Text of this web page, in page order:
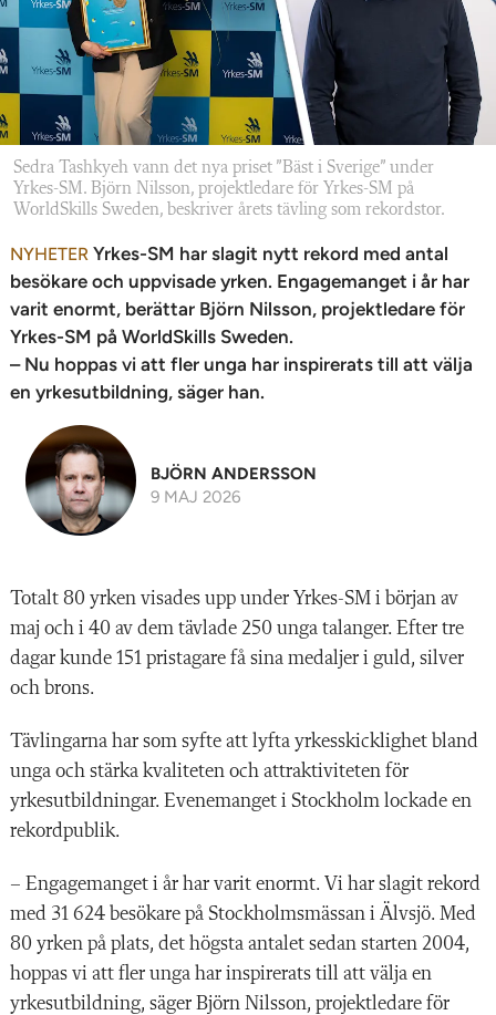
Sedra Tashkyeh vann det nya priset ”Bäst i Sverige” under
Yrkes-SM. Björn Nilsson, projektledare för Yrkes-SM på
WorldSkills Sweden, beskriver årets tävling som rekordstor.
NYHETER Yrkes-SM har slagit nytt rekord med antal
besökare och uppvisade yrken. Engagemanget i år har
varit enormt, berättar Björn Nilsson, projektledare för
Yrkes-SM på WorldSkills Sweden.
– Nu hoppas vi att fler unga har inspirerats till att välja
en yrkesutbildning, säger han.
BJÖRN ANDERSSON
9 MAJ 2026
Totalt 80 yrken visades upp under Yrkes-SM i början av
maj och i 40 av dem tävlade 250 unga talanger. Efter tre
dagar kunde 151 pristagare få sina medaljer i guld, silver
och brons.
Tävlingarna har som syfte att lyfta yrkesskicklighet bland
unga och stärka kvaliteten och attraktiviteten för
yrkesutbildningar. Evenemanget i Stockholm lockade en
rekordpublik.
– Engagemanget i år har varit enormt. Vi har slagit rekord
med 31 624 besökare på Stockholmsmässan i Älvsjö. Med
80 yrken på plats, det högsta antalet sedan starten 2004,
hoppas vi att fler unga har inspirerats till att välja en
yrkesutbildning, säger Björn Nilsson, projektledare för